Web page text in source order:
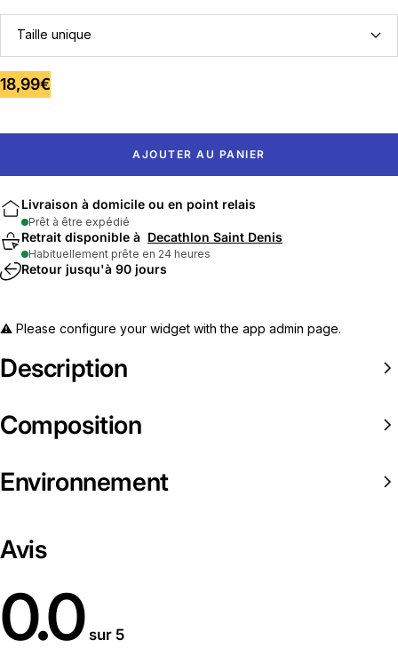
Taille unique
Prix
vente
18,99€
AJOUTER AU PANIER
Livraison à domicile ou en point relais
Prêt à être expédié
Retrait disponible à Decathlon Saint Denis
Habituellement prête en 24 heures
Retour jusqu'à 90 jours
⚠️ Please configure your widget with the app admin page.
Description
Composition
Environnement
Avis
0.0 sur 5